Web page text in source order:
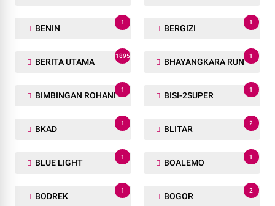
BENIN
1
BERGIZI
1
BERITA UTAMA
1895
BHAYANGKARA RUN
1
BIMBINGAN ROHANI
1
BISI-2SUPER
1
BKAD
1
BLITAR
2
BLUE LIGHT
1
BOALEMO
1
BODREK
1
BOGOR
2